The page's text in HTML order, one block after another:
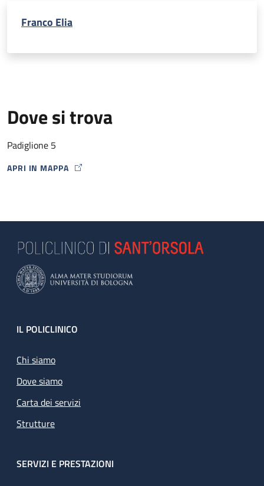
Franco Elia
Dove si trova
Padiglione 5
APRI IN MAPPA
MAP ICON
Footer
IL POLICLINICO
Chi siamo
Dove siamo
Carta dei servizi
Strutture
SERVIZI E PRESTAZIONI